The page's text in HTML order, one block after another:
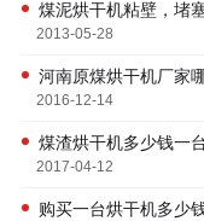
煤泥烘干机粘壁，堵
2013-05-28
河南原煤烘干机厂家
2016-12-14
煤渣烘干机多少钱一
2017-04-12
购买一台烘干机多少